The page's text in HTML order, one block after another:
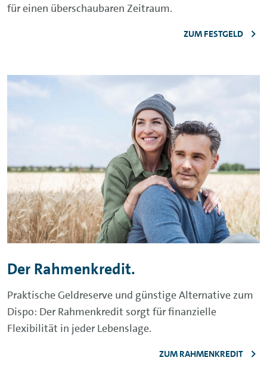
für einen überschaubaren Zeitraum.
ZUM FESTGELD
Der Rahmenkredit.
Praktische Geldreserve und günstige Alternative zum
Dispo: Der Rahmenkredit sorgt für finanzielle
Flexibilität in jeder Lebenslage.
ZUM RAHMENKREDIT